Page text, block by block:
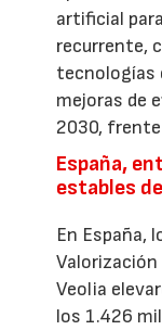
artificial
recurrente,
tecnologías
mejoras de
2030,
España,
estables
En España,
Veolia
los 1.426